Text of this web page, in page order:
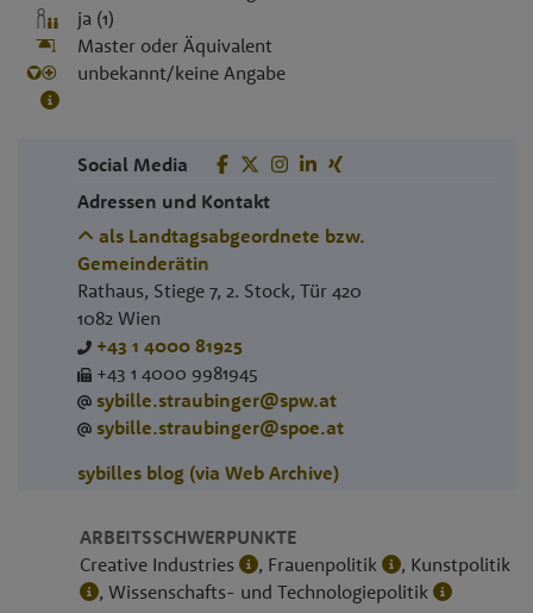
ja (1)
Master oder Äquivalent
unbekannt/keine Angabe
Social Media
Adressen und Kontakt
als Landtagsabgeordnete bzw.
Gemeinderätin
Rathaus, Stiege 7, 2. Stock, Tür 420
1082 Wien
+43 1 4000 81925
+43 1 4000 9981945
sybille.straubinger@spw.at
sybille.straubinger@spoe.at
sybilles blog (via Web Archive)
ARBEITSSCHWERPUNKTE
Creative Industries
, Frauenpolitik
, Kunstpolitik
, Wissenschafts- und Technologiepolitik